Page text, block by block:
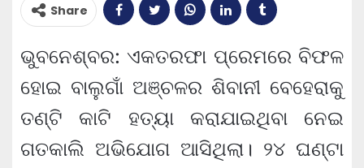
Share
ଭୁବନେଶ୍ବର: ଏକତରଫା ପ୍ରେମରେ ବିଫଳ
ହୋଇ ବାଲୁଗାଁ ଅଞ୍ଚଳର ଶିବାନୀ ବେହେରାକୁ
ତଣ୍ଟି କାଟି ହତ୍ୟା କରାଯାଇଥିବା ନେଇ
ଗତକାଲି ଅଭିଯୋଗ ଆସିଥିଲା। ୨୪ ଘଣ୍ଟା